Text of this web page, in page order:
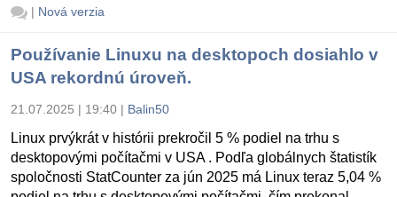
| Nová verzia
Používanie Linuxu na desktopoch dosiahlo v
USA rekordnú úroveň.
21.07.2025 | 19:40 | Balin50
Linux prvýkrát v histórii prekročil 5 % podiel na trhu s
desktopovými počítačmi v USA . Podľa globálnych štatistík
spoločnosti StatCounter za jún 2025 má Linux teraz 5,04 %